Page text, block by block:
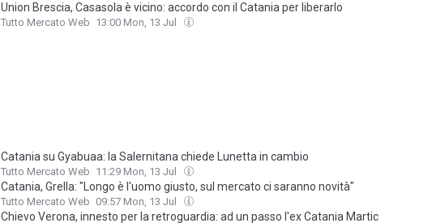
Union Brescia, Casasola è vicino: accordo con il Catania per liberarlo
Tutto Mercato Web 13:00 Mon, 13 Jul
Catania su Gyabuaa: la Salernitana chiede Lunetta in cambio
Tutto Mercato Web 11:29 Mon, 13 Jul
Catania, Grella: "Longo è l'uomo giusto, sul mercato ci saranno novità"
Tutto Mercato Web 09:57 Mon, 13 Jul
Chievo Verona, innesto per la retroguardia: ad un passo l'ex Catania Martic